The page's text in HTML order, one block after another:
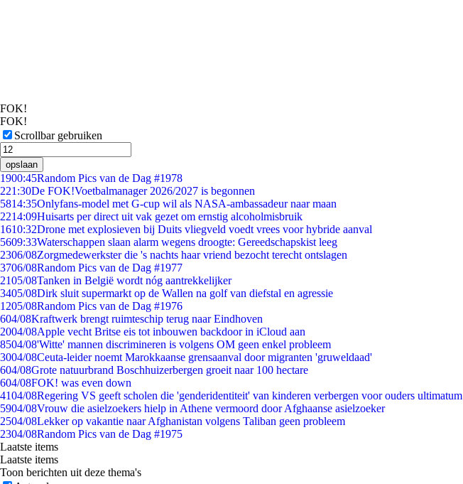
FOK!
FOK!
Scrollbar gebruiken
opslaan
1900:45Random Pics van de Dag #1978
221:30De FOK!Voetbalmanager 2026/2027 is begonnen
5814:35Onlyfans-model met G-cup wil als NASA-ambassadeur naar maan
2214:09Huisarts per direct uit vak gezet om ernstig alcoholmisbruik
1610:32Drone met explosieven bij Duits vliegveld voedt vrees voor hybride aanval
5609:33Waterschappen slaan alarm wegens droogte: Gereedschapskist leeg
2306/08Zorgmedewerkster die 's nachts haar vriend bezocht terecht ontslagen
3706/08Random Pics van de Dag #1977
2105/08Tanken in België wordt nóg aantrekkelijker
3405/08Dirk sluit supermarkt op de Wallen na golf van diefstal en agressie
1205/08Random Pics van de Dag #1976
604/08Kraftwerk brengt ruimteschip terug naar Eindhoven
2004/08Apple vecht Britse eis tot inbouwen backdoor in iCloud aan
8504/08'Witte' mannen discrimineren is volgens OM geen enkel probleem
3004/08Ceuta-leider noemt Marokkaanse grensaanval door migranten 'gruweldaad'
604/08Grote natuurbrand Boschhuizerbergen groeit naar 100 hectare
604/08FOK! was even down
4104/08Regering VS geeft scholen die 'genderidentiteit' van kinderen verbergen voor ouders ultimatum
5904/08Vrouw die asielzoekers hielp in Athene vermoord door Afghaanse asielzoeker
2504/08Lekker op vakantie naar Afghanistan volgens Taliban geen probleem
2304/08Random Pics van de Dag #1975
Laatste items
Laatste items
Toon berichten uit deze thema's